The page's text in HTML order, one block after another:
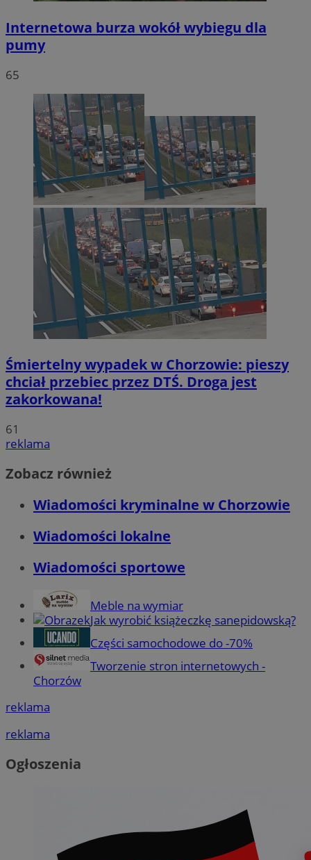
Internetowa burza wokół wybiegu dla
pumy
65
Śmiertelny wypadek w Chorzowie: pieszy
chciał przebiec przez DTŚ. Droga jest
zakorkowana!
61
reklama
Zobacz również
Wiadomości kryminalne w Chorzowie
Wiadomości lokalne
Wiadomości sportowe
Meble na wymiar
Jak wyrobić książeczkę sanepidowską?
Części samochodowe do -70%
Tworzenie stron internetowych -
Chorzów
reklama
reklama
Ogłoszenia